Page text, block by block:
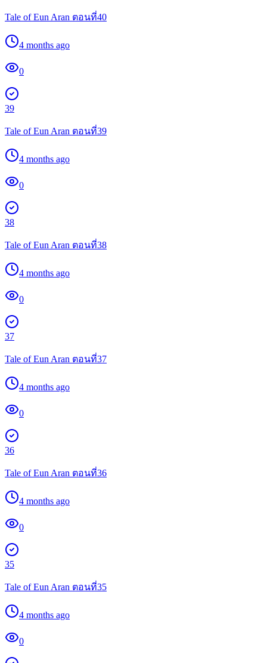
Tale of Eun Aran ตอนที่40
4 months ago
0
39
Tale of Eun Aran ตอนที่39
4 months ago
0
38
Tale of Eun Aran ตอนที่38
4 months ago
0
37
Tale of Eun Aran ตอนที่37
4 months ago
0
36
Tale of Eun Aran ตอนที่36
4 months ago
0
35
Tale of Eun Aran ตอนที่35
4 months ago
0